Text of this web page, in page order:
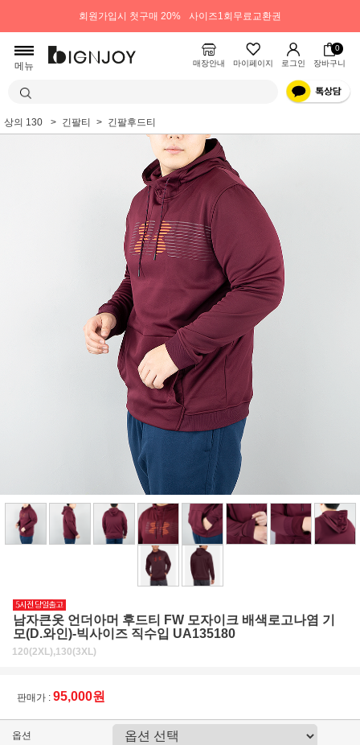
회원가입시 첫구매 20% 사이즈1회무료교환권
메뉴 매장안내 마이페이지 로그인
0
장바구니
상의 130 긴팔티 긴팔후드티
남자큰옷 언더아머 후드티 FW 모자이크 배색로고나염 기
모(D.와인)-빅사이즈 직수입 UA135180
120(2XL),130(3XL)
판매가 : 95,000원
옵션